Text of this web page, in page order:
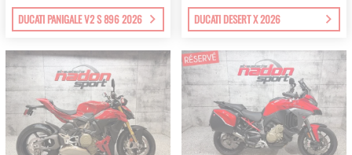
DUCATI PANIGALE V2 S 896 2026 DUCATI DESERT X 2026